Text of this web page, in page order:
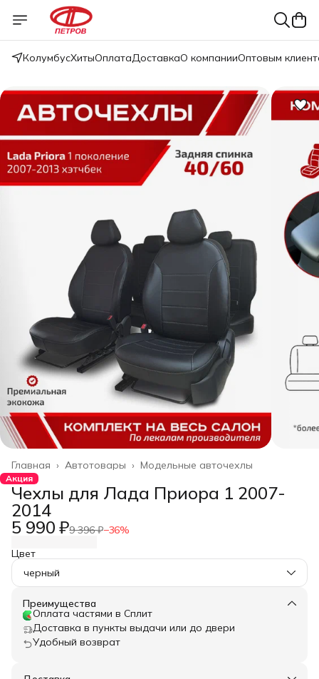
КолумбусХитыОплатаДоставкаО компанииОптовым
Модельные авточехлы
Автотовары ›
Главная ›
Акция
Чехлы для Лада Приора 1 2007-
2014
5 990 ₽9 396 ₽−36%
Цвет
черный
Преимущества
Оплата частями в Сплит
Доставка в пункты выдачи или до двери
Удобный возврат